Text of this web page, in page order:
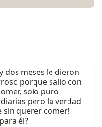
dos meses le dieron
porque salio con
solo puro
pero la verdad
sin querer comer!
él?